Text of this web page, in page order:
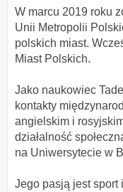
W marcu 2019 roku
Unii Metropolii
polskich miast.
Miast Polskich.
Jako naukowiec
kontakty
angielskim i
działalność
na Uniwersytecie w
Jego pasją jest sport